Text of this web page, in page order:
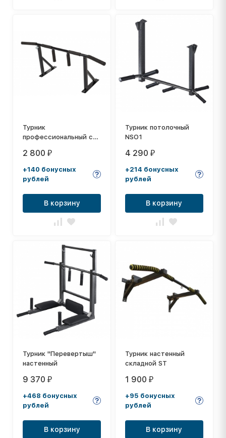
Турник
профессиональный с
2 800₽
+140 бонусных
рублей
В корзину
Турник потолочный
NSO1
4 290₽
+214 бонусных
рублей
В корзину
Турник "Перевертыш"
настенный
9 370₽
+468 бонусных
рублей
В корзину
Турник настенный
складной ST
1 900₽
+95 бонусных
рублей
В корзину